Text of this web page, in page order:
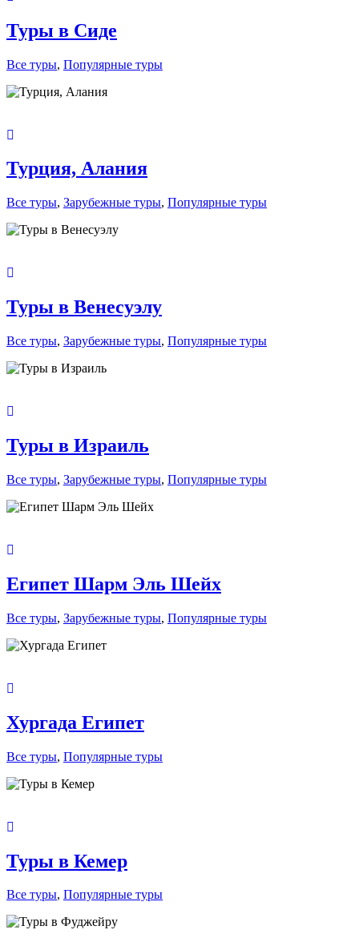
Туры в Сиде
Все туры, Популярные туры
Турция, Алания
Все туры, Зарубежные туры, Популярные туры
Туры в Венесуэлу
Все туры, Зарубежные туры, Популярные туры
Туры в Израиль
Все туры, Зарубежные туры, Популярные туры
Египет Шарм Эль Шейх
Все туры, Зарубежные туры, Популярные туры
Хургада Египет
Все туры, Популярные туры
Туры в Кемер
Все туры, Популярные туры